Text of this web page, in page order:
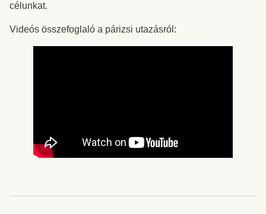
célunkat.
Videós összefoglaló a párizsi utazásról: